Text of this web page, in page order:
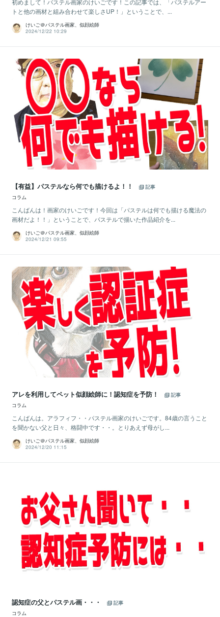
初めまして！パステル画家のけいごです！この記事では、「パステルアー
トと他の画材と組み合わせて楽しさUP！」ということで、...
けいご＠パステル画家、似顔絵師
2024/12/22 10:29
【有益】パステルなら何でも描けるよ！！
記事
コラム
こんばんは！画家のけいごです！今回は「パステルは何でも描ける魔法の
画材だよ！！」ということで、パステルで描いた作品紹介を...
けいご＠パステル画家、似顔絵師
2024/12/21 09:55
アレを利用してペット似顔絵師に！認知症を予防！
記事
コラム
こんばんは。アラフィフ・・パステル画家のけいごです。84歳の言うこと
を聞かない父と日々、格闘中です・・。とりあえず母がし...
けいご＠パステル画家、似顔絵師
2024/12/20 11:15
認知症の父とパステル画・・・
記事
コラム